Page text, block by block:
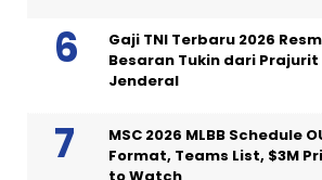
Gaji TNI Terbaru 2026
Besaran Tukin dari
Jenderal
MSC 2026 MLBB Schedule
Format, Teams List, $3M
to Watch